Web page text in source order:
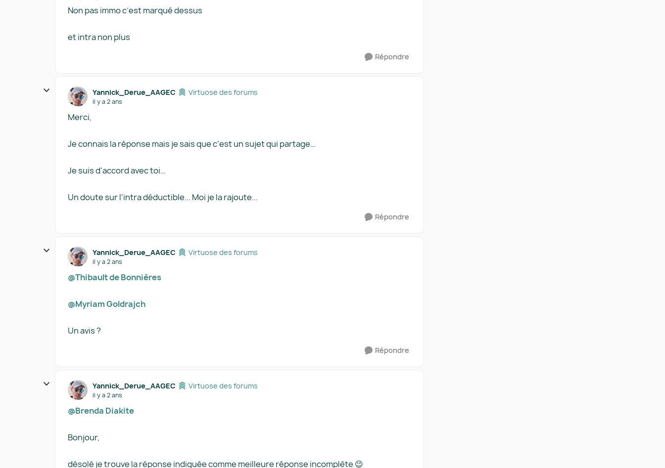
Non pas immo c’est marqué dessus
et intra non plus
Répondre
Yannick_Derue_AAGEC Virtuose des forums
il y a 2 ans
Merci,
Je connais la réponse mais je sais que c'est un sujet qui partage…
Je suis d'accord avec toi…
Un doute sur l'intra déductible... Moi je la rajoute...
Répondre
Yannick_Derue_AAGEC Virtuose des forums
il y a 2 ans
@Thibault de Bonnières
@Myriam Goldrajch
Un avis ?
Répondre
Yannick_Derue_AAGEC Virtuose des forums
il y a 2 ans
@Brenda Diakite
Bonjour,
désolé je trouve la réponse indiquée comme meilleure réponse incomplète 😉